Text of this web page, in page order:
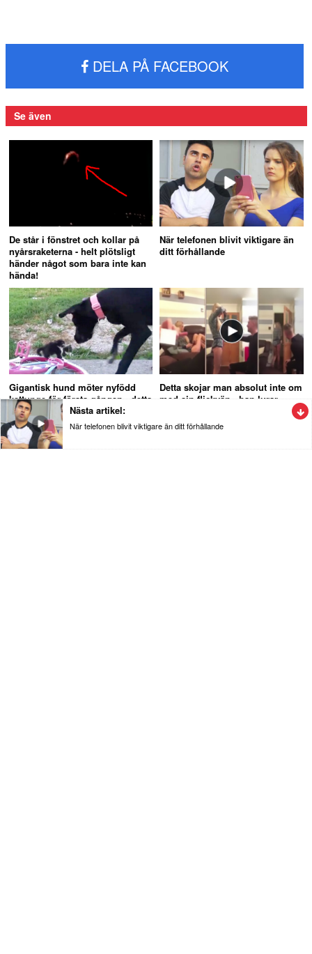
DELA PÅ FACEBOOK
Se även
De står i fönstret och kollar på
nyårsraketerna - helt plötsligt
händer något som bara inte kan
hända!
När telefonen blivit viktigare än
ditt förhållande
Gigantisk hund möter nyfödd
kattunge för första gången - detta
måste du se!
Detta skojar man absolut inte om
med sin flickvän - han lurar
Nöje
Nästa artikel:
När telefonen blivit viktigare än ditt förhållande